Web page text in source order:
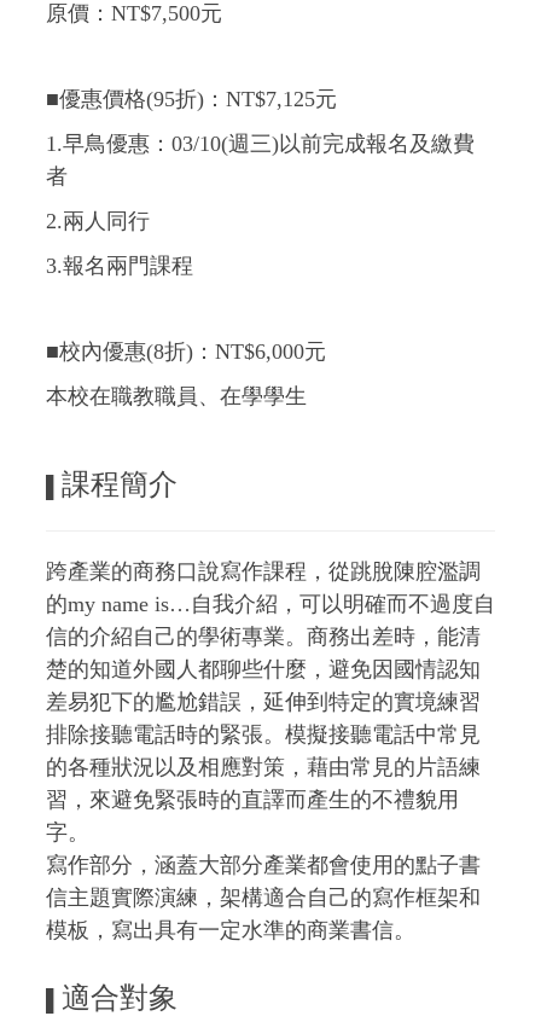
原價：NT$7,500元
■優惠價格(95折)：NT$7,125元
1.早鳥優惠：03/10(週三)以前完成報名及繳費
者
2.兩人同行
3.報名兩門課程
■校內優惠(8折)：NT$6,000元
本校在職教職員、在學學生
課程簡介
跨產業的商務口說寫作課程，從跳脫陳腔濫調
的my name is…自我介紹，可以明確而不過度自
信的介紹自己的學術專業。商務出差時，能清
楚的知道外國人都聊些什麼，避免因國情認知
差易犯下的尷尬錯誤，延伸到特定的實境練習
排除接聽電話時的緊張。模擬接聽電話中常見
的各種狀況以及相應對策， 藉由常見的片語練
習，來避免緊張時的直譯而產生的不禮貌用
字。
寫作部分，涵蓋大部分產業都會使用的點子書
信主題實際演練，架構適合自己的寫作框架和
模板，寫出具有一定水準的商業書信。
適合對象